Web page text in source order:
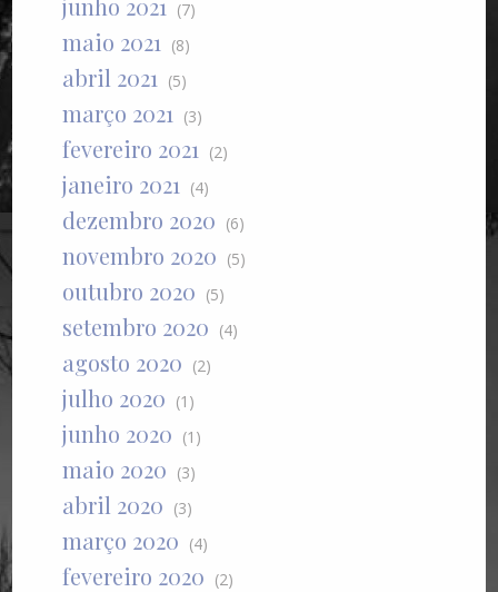
junho 2021 (7)
maio 2021 (8)
abril 2021 (5)
março 2021 (3)
fevereiro 2021 (2)
janeiro 2021 (4)
dezembro 2020 (6)
novembro 2020 (5)
outubro 2020 (5)
setembro 2020 (4)
agosto 2020 (2)
julho 2020 (1)
junho 2020 (1)
maio 2020 (3)
abril 2020 (3)
março 2020 (4)
fevereiro 2020 (2)